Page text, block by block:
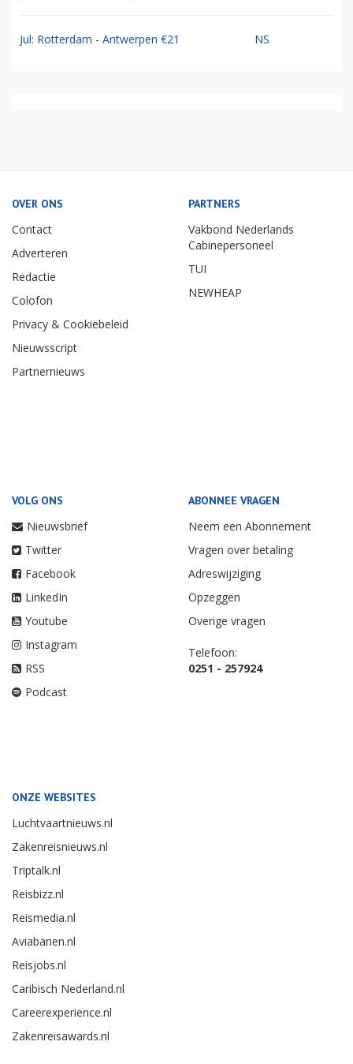
Jul: Rotterdam - Antwerpen €21 NS
OVER ONS
Contact
Adverteren
Redactie
Colofon
Privacy & Cookiebeleid
Nieuwsscript
Partnernieuws
PARTNERS
Vakbond Nederlands
Cabinepersoneel
TUI
NEWHEAP
VOLG ONS
Nieuwsbrief
Twitter
Facebook
LinkedIn
Youtube
Instagram
RSS
Podcast
ABONNEE VRAGEN
Neem een Abonnement
Vragen over betaling
Adreswijziging
Opzeggen
Overige vragen
Telefoon:
0251 - 257924
ONZE WEBSITES
Luchtvaartnieuws.nl
Zakenreisnieuws.nl
Triptalk.nl
Reisbizz.nl
Reismedia.nl
Aviabanen.nl
Reisjobs.nl
Caribisch Nederland.nl
Careerexperience.nl
Zakenreisawards.nl